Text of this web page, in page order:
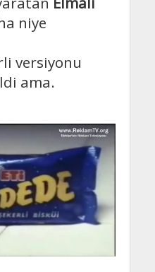
niye
versiyonu
ama.